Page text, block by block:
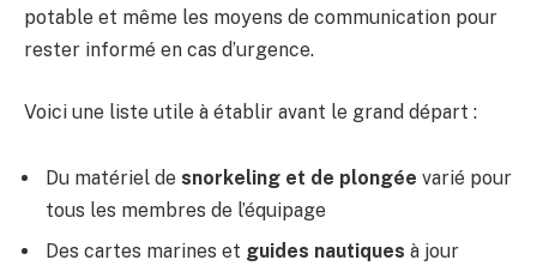
potable et même les moyens de communication pour
rester informé en cas d’urgence.
Voici une liste utile à établir avant le grand départ :
Du matériel de snorkeling et de plongée varié pour
tous les membres de l’équipage
Des cartes marines et guides nautiques à jour